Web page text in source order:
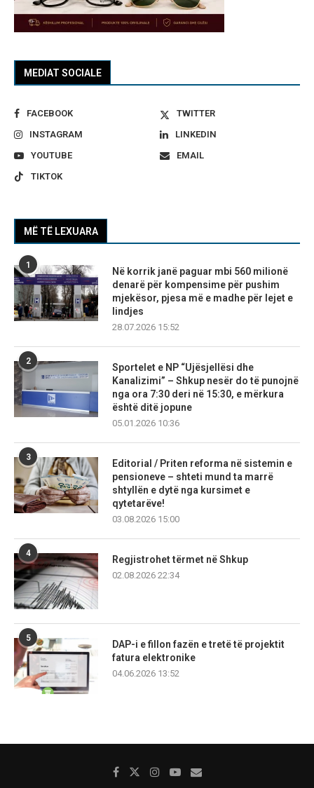
MEDIAT SOCIALE
FACEBOOK
TWITTER
INSTAGRAM
LINKEDIN
YOUTUBE
EMAIL
TIKTOK
MË TË LEXUARA
1
Në korrik janë paguar mbi 560 milionë
denarë për kompensime për pushim
mjekësor, pjesa më e madhe për lejet e
lindjes
28.07.2026 15:52
2
Sportelet e NP “Ujësjellësi dhe
Kanalizimi” – Shkup nesër do të punojnë
nga ora 7:30 deri në 15:30, e mërkura
është ditë jopune
05.01.2026 10:36
3
Editorial / Priten reforma në sistemin e
pensioneve – shteti mund ta marrë
shtyllën e dytë nga kursimet e
qytetarëve!
03.08.2026 15:00
4
Regjistrohet tërmet në Shkup
02.08.2026 22:34
5
DAP-i e fillon fazën e tretë të projektit
fatura elektronike
04.06.2026 13:52